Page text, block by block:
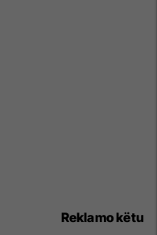
Reklamo këtu